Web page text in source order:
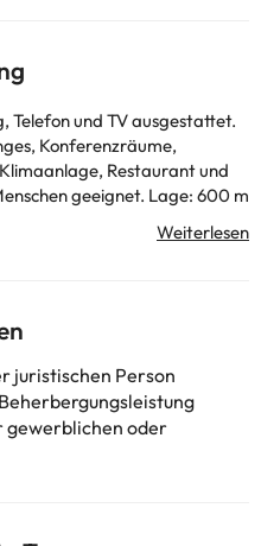
Telefon und TV ausgestattet.
Konferenzräume,
Restaurant und
geeignet. Lage: 600 m
Seite können von der
juristischen Person
gewerblichen oder